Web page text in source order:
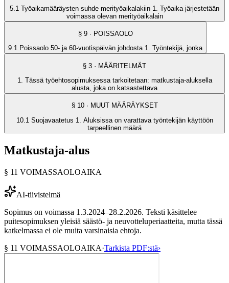
5.1 Työaikamääräysten suhde merityöaikalakiin 1. Työaika järjestetään
voimassa olevan merityöaikalain
§ 9· POISSAOLO
9.1 Poissaolo 50- ja 60-vuotispäivän johdosta 1. Työntekijä, jonka
§ 3 · MÄÄRITELMÄT
1. Tässä työehtosopimuksessa tarkoitetaan: matkustaja-aluksella
alusta, joka on katsastettava
§ 10· MUUT MÄÄRÄYKSET
10.1 Suojavaatetus 1. Aluksissa on varattava työntekijän käyttöön
tarpeellinen määrä
Matkustaja-alus
§ 11 VOIMASSAOLOAIKA
AI-tiivistelmä
Sopimus on voimassa 1.3.2024–28.2.2026. Teksti käsittelee
puitesopimuksen yleisiä säästö- ja neuvotteluperiaatteita, mutta tässä
katkelmassa ei ole muita varsinaisia ehtoja.
§ 11 VOIMASSAOLOAIKA·Tarkista PDF:stä›